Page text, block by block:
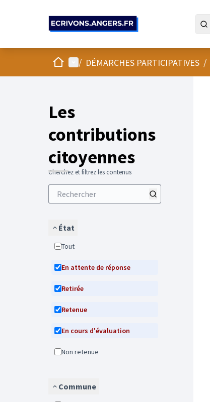
AccueilMenu principal
/ DÉMARCHES PARTICIPATIVES /
Les
contributions
citoyennes
Cherchez et filtrez les contenus
État
Tout
En attente de réponse
Retirée
Retenue
En cours d'évaluation
Non retenue
Commune